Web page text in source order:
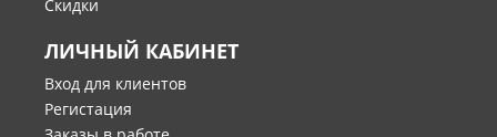
Скидки
ЛИЧНЫЙ КАБИНЕТ
Вход для клиентов
Регистация